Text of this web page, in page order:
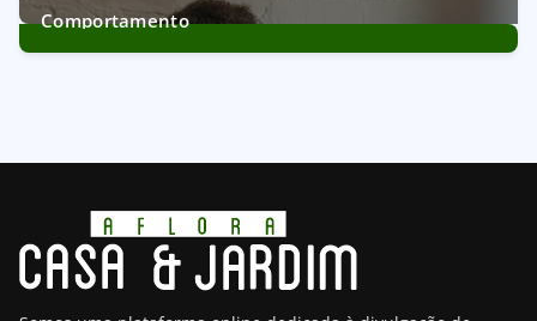
Comportamento